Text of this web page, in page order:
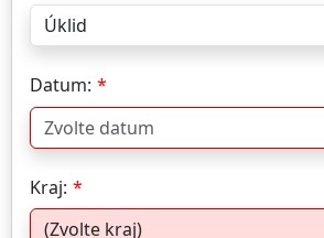
Datum:
Kraj: